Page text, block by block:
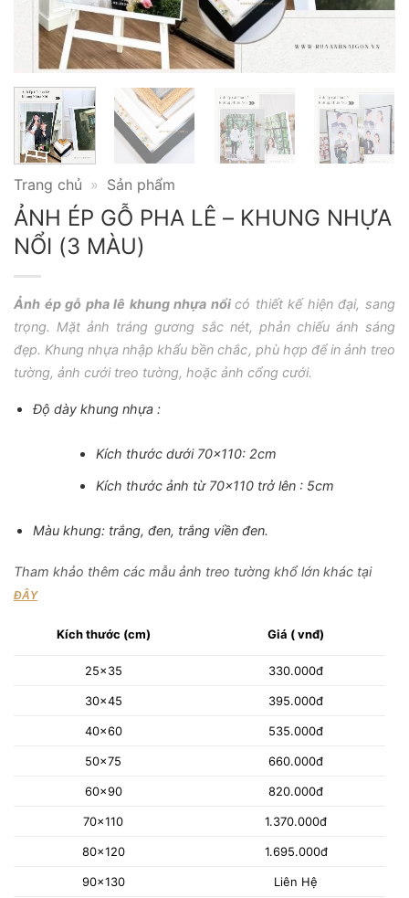
Trang chủ » Sản phẩm
ẢNH ÉP GỖ PHA LÊ – KHUNG NHỰA
NỔI (3 MÀU)
Ảnh ép gỗ pha lê khung nhựa nổicó thiết kế hiện đại, sang
trọng. Mặt ảnh tráng gương sắc nét, phản chiếu ánh sáng
đẹp. Khung nhựa nhập khẩu bền chắc, phù hợp để in ảnh treo
tường, ảnh cưới treo tường, hoặc ảnh cổng cưới.
Độ dày khung nhựa :
Kích thước dưới 70×110: 2cm
Kích thước ảnh từ 70×110 trở lên : 5cm
Màu khung: trắng, đen, trắng viền đen.
Tham khảo thêm các mẫu ảnh treo tường khổ lớn khác tại
ĐÂY
Kích thước (cm) Giá ( vnđ)
25×35 330.000đ
30×45 395.000đ
40×60 535.000đ
50×75 660.000đ
60×90 820.000đ
70×110 1.370.000đ
80×120 1.695.000đ
90×130 Liên Hệ